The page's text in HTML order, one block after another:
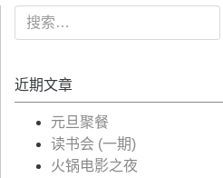
搜
索：
近期文章
元旦聚餐
读书会 (一期)
火锅电影之夜